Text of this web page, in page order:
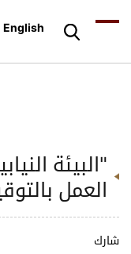
English
"البيئة
العمل
شارك